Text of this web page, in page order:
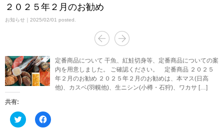
２０２５年２月のお勧め
お知らせ ｜2025/02/01 posted.
定番商品について 干魚、紅鮭切身等、定番商品についての案
内を用意しました。 ご確認ください。 定番商品 ２０２５
年２月のお勧め ２０２５年２月のお勧めは、本マス(日高
他)、カスベ(羽幌他)、生ニシン(小樽・石狩)、ワカサ […]
共有:
ク
リ
Facebook
で